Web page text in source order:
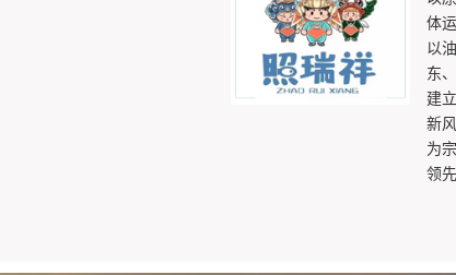
体
以
东
建
新
为
领